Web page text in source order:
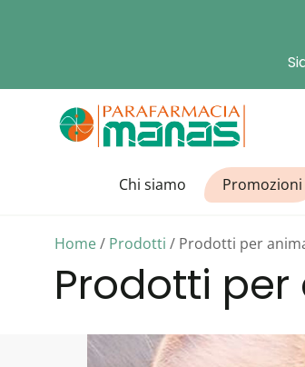
La
Chi siamo Promozioni
Home/ Prodotti / Prodotti per
Prodotti